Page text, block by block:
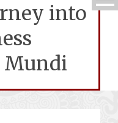
into
Mundi